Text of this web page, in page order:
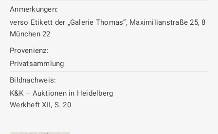
Anmerkungen:
verso Etikett der „Galerie Thomas“, Maximilianstraße 25, 8
München 22
Provenienz:
Privatsammlung
Bildnachweis:
K&K – Auktionen in Heidelberg
Werkheft XII, S. 20